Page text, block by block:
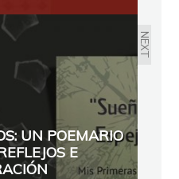
NEXT
UN POEMARIO
E